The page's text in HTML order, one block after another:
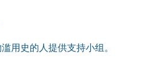
用史的人提供支持小组。